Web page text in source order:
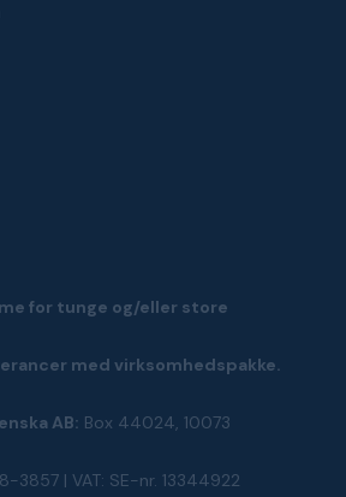
for tunge og/eller store
med virksomhedspakke.
AB: Box 44024, 10073
3857 | VAT: SE-nr. 13344922